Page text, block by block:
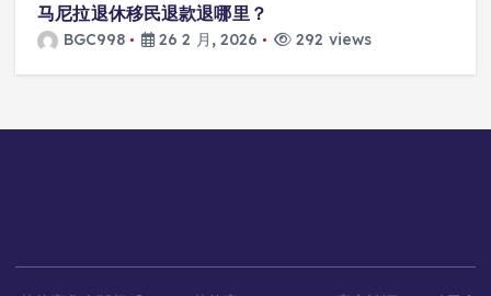
马尼拉退休移民退款退哪里？
BGC998 26 2 月, 2026 292 views